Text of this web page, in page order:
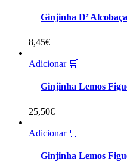
Ginjinha D’
8,45€
Adicionar 🛒
Ginjinha Lemos
25,50€
Adicionar 🛒
Ginjinha Lemos